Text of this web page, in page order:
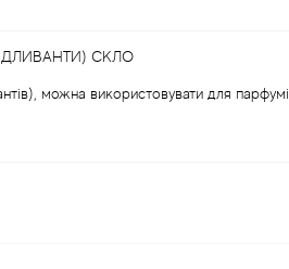
СКЛО
можна використовувати для